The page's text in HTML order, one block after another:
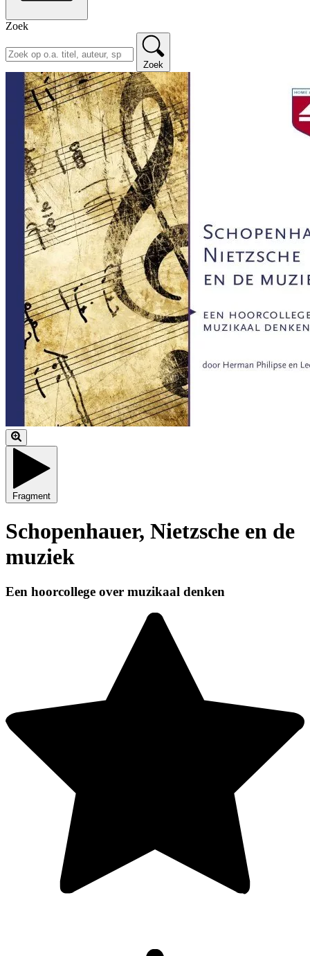
Zoek
Zoek
Fragment
Schopenhauer, Nietzsche en de
muziek
Een hoorcollege over muzikaal denken